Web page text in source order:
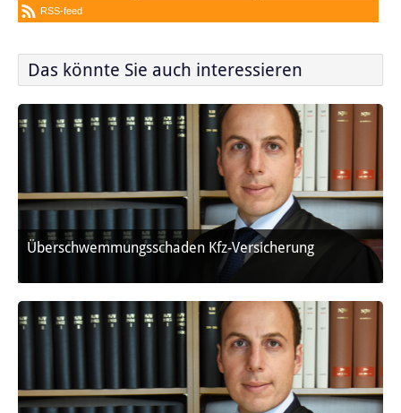
RSS-feed
Das könnte Sie auch interessieren
Überschwemmungsschaden Kfz-Versicherung